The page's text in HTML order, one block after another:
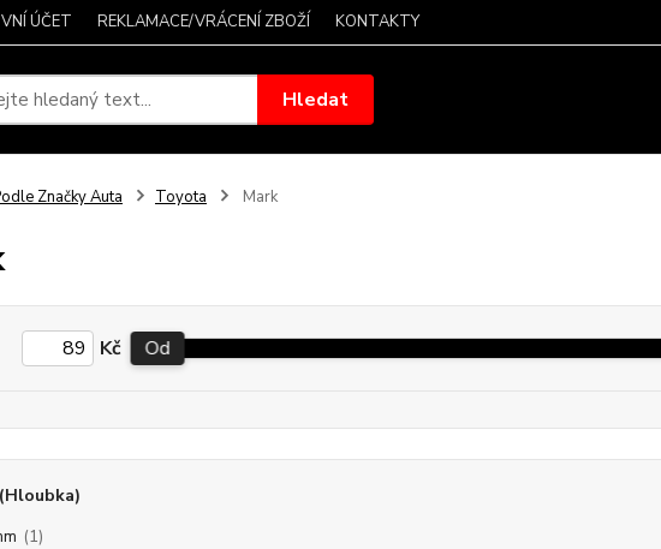
ÚČET REKLAMACE/VRÁCENÍ ZBOŽÍ KONTAKTY
Hledat
Značky Auta Toyota Mark
Kč Od
(1)